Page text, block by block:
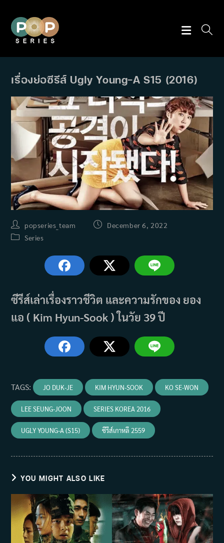
content
เรื่องย่อซีรีส์ Ugly Young-A S15 (2016)
Post
author:
popseries_team
PostDecember 6, 2022
PostSeries
ซีรีส์เล่าเรื่องราวชีวิต และความรักของ ยอง
แอ ( Kim Hyun-Sook ) ในวัย 39 ปี
TAGS: JO DUK-JE KIM HYUN-SOOK KO SE-WON
LEE SEUNG-JOON SERIES KOREA 2016
UGLY YOUNG-A (S15) ซีรีส์เกาหลี 2559
YOU MIGHT ALSO LIKE